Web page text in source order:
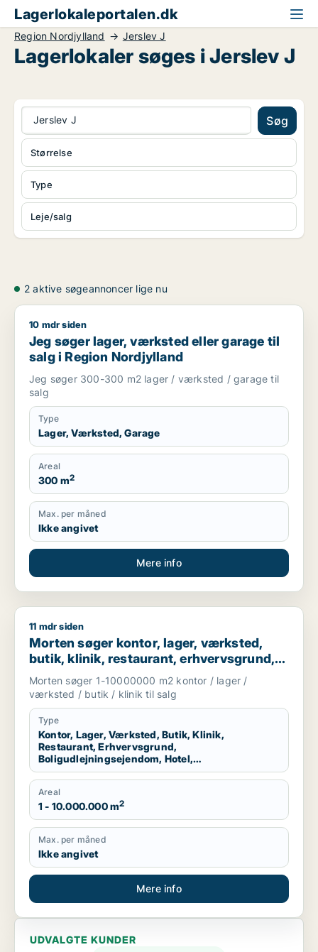
Lagerlokaleportalen.dk
Region Nordjylland Jerslev J
Lagerlokaler søges i Jerslev J
Jerslev J Søg
Type
Leje/salg
Størrelse
2 aktive søgeannoncer lige nu
Jeg søger lager, værksted eller garage til salg i Region
10 mdr siden
Jeg søger lager, værksted eller garage til
salg i Region Nordjylland
Jeg søger 300-300 m2 lager / værksted / garage til
salg
Type
Lager, Værksted, Garage
Areal
300 m2
Max. per måned
Ikke angivet
Mere info
Morten søger kontor, lager, værksted, butik, klinik,
11 mdr siden
Morten søger kontor, lager, værksted,
butik, klinik, restaurant, erhvervsgrund,
boligudlejningsejendom, hotel eller
produktionslokaler til salg i Region
Nordjylland
Morten søger 1-10000000 m2 kontor / lager /
værksted / butik / klinik til salg
Type
Kontor, Lager, Værksted, Butik, Klinik,
Restaurant, Erhvervsgrund,
Boligudlejningsejendom, Hotel,
Produktionslokaler
Areal
1 - 10.000.000 m2
Max. per måned
Ikke angivet
Mere info
UDVALGTE KUNDER